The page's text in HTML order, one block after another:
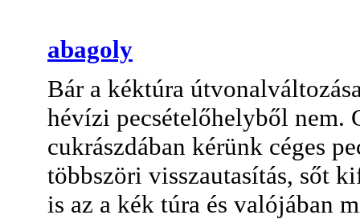
abagoly
Bár a kéktúra
hévízi pecsételőhelyből nem.
cukrászdában kérünk céges
többszöri visszautasítás, sőt
is az a kék túra és valójában